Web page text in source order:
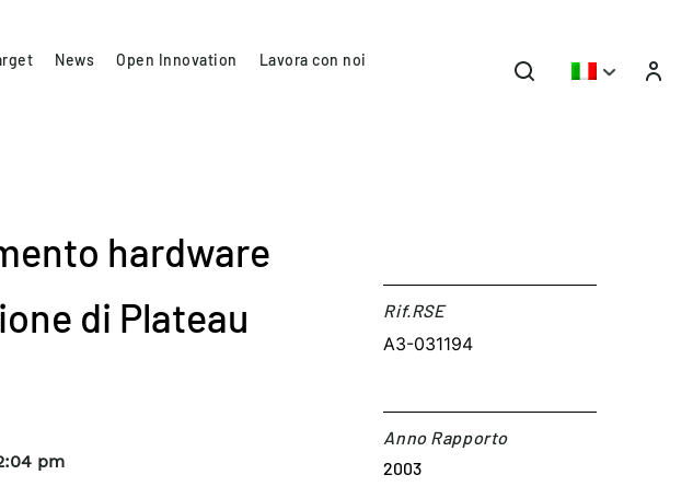
News Open Innovation Lavora con noi
hardware
di Plateau
pm
Rif.RSE​
A3-031194
Anno Rapporto
2003